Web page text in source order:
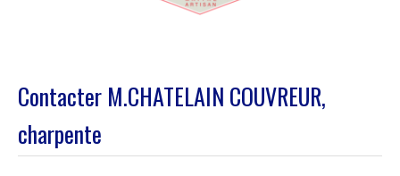
Contacter M.CHATELAIN COUVREUR,
charpente